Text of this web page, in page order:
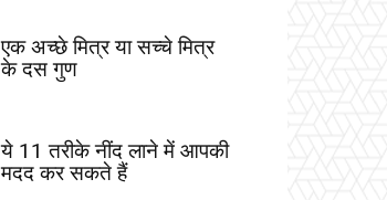
एक अच्छे मित्र या सच्चे मित्र
के दस गुण
ये 11 तरीके नींद लाने में आपकी
मदद कर सकते हैं